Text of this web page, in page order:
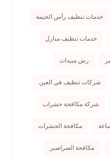
خدمات تنظيف رأس الخيمة
خدمات تنظيف منازل
رش مبيدات
شركات تنظيف في العين
شركة مكافحة حشرات
مكافحة الحشرات
مكافحة الصراصير